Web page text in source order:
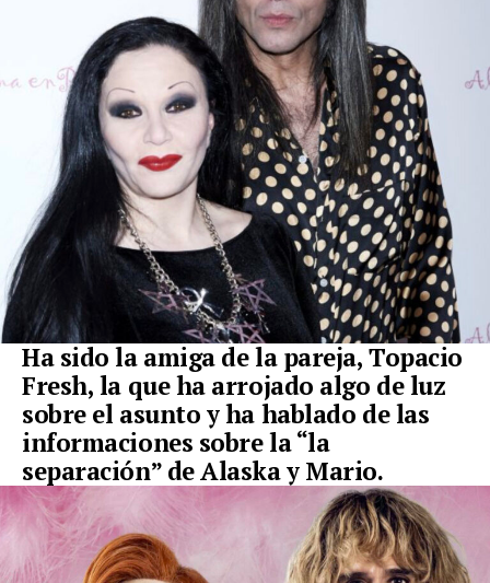
Ha sido la amiga de la pareja, Topacio
Fresh, la que ha arrojado algo de luz
sobre el asunto y ha hablado de las
informaciones sobre la “la
separación” de Alaska y Mario.